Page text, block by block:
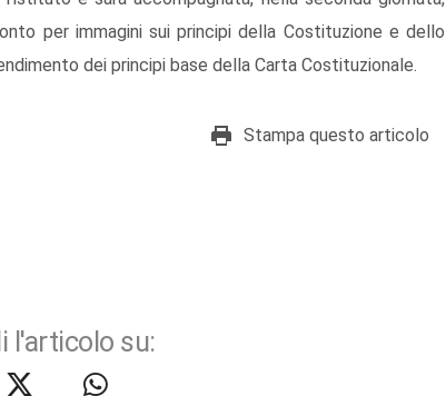
per immagini sui principi della Costituzione e dello
dei principi base della Carta Costituzionale.
Stampa questo articolo
l'articolo su: